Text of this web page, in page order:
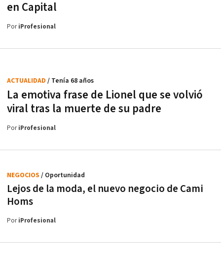
en Capital
PoriProfesional
La emotiva frase de Lionel que se volvió
viral tras la muerte de su padre
ACTUALIDAD / Tenía 68 años
PoriProfesional
Lejos de la moda, el nuevo negocio de Cami
Homs
NEGOCIOS / Oportunidad
PoriProfesional